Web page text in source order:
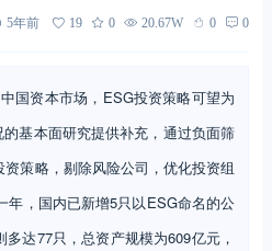
5年前 19 0 20.67W 0 0
国资本市场，ESG投资策略可望为
基本面研究提供补充，通过负面筛
策略，剔除风险公司，优化投资组
年，国内已新增5只以ESG命名的公
达77只，总资产规模为609亿元，